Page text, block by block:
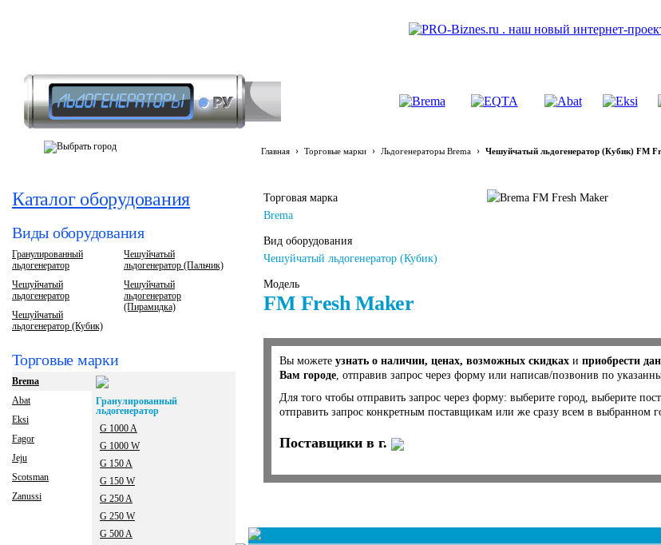
Главная › Торговые марки › Льдогенераторы Brema › Чешуйчатый льдогенератор (Кубик) FM
Каталог оборудования
Виды оборудования
Гранулированный
льдогенератор
Чешуйчатый
льдогенератор
Чешуйчатый
льдогенератор (Кубик)
Чешуйчатый
льдогенератор (Пальчик)
Чешуйчатый
льдогенератор
(Пирамидка)
Торговые марки
Brema
Abat
Eksi
Fagor
Jeju
Scotsman
Zanussi
Гранулированный
льдогенератор
G 1000 A
G 1000 W
G 150 A
G 150 W
G 250 A
G 250 W
G 500 A
Торговая марка
Brema
Вид оборудования
Чешуйчатый льдогенератор (Кубик)
Модель
FM Fresh Maker
Вы можете узнать о наличии, ценах, возможных скидках и приобрести
Вам городе, отправив запрос через форму или написав/позвонив по
Для того чтобы отправить запрос через форму: выберите город, выберите
отправить запрос конкретным поставщикам или же сразу всем в выбранном
Поставщики в г.